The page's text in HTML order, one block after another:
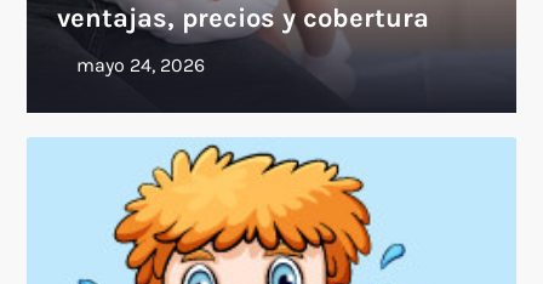
ventajas, precios y cobertura